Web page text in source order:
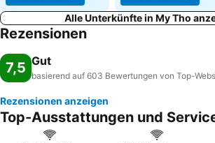
Alle Unterkünfte in My Tho
Rezensionen
7,5 Gut
basierend auf 603 Bewertungen von Top-
Rezensionen anzeigen
Top-Ausstattungen und